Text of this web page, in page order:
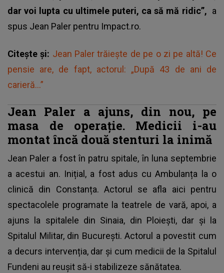
dar voi lupta cu ultimele puteri, ca să mă ridic”, a
spus Jean Paler pentru Impact.ro.
Citește și: Jean Paler trăiește de pe o zi pe altă! Ce
pensie are, de fapt, actorul: „După 43 de ani de
carieră...”
Jean Paler a ajuns, din nou, pe
masa de operație. Medicii i-au
montat încă două stenturi la inimă
Jean Paler a fost în patru spitale, în luna septembrie
a acestui an. Inițial, a fost adus cu Ambulanța la o
clinică din Constanța. Actorul se afla aici pentru
spectacolele programate la teatrele de vară, apoi, a
ajuns la spitalele din Sinaia, din Ploiești, dar și la
Spitalul Militar, din București. Actorul a povestit cum
a decurs intervenția, dar și cum medicii de la Spitalul
Fundeni au reușit să-i stabilizeze sănătatea.